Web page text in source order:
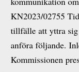
KN2023/02755
tillfälle att yttra
anföra följande.
Kommissionen